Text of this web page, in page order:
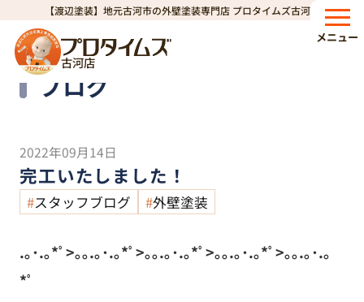
【渡辺塗装】地元古河市の外壁塗装専門店 プロタイムズ古河店
古河店
メニュー
HOME>ブログ>完工いたしました！
ブログ
Blog
2022年09月14日
完工いたしました！
スタッフブログ 外壁塗装
.｡･.｡*ﾟ>｡｡.｡･.｡*ﾟ>｡｡.｡･.｡*ﾟ>｡｡.｡･.｡*ﾟ>｡｡.｡･.｡
*ﾟ